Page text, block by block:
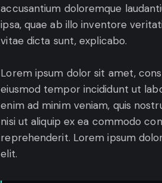
accusantium doloremque
ipsa, quae ab illo inventore
vitae dicta sunt, explicabo.
Lorem ipsum dolor sit amet,
eiusmod tempor incididunt ut
enim ad minim veniam, quis
nisi ut aliquip ex ea commodo
reprehenderit. Lorem ipsum
elit.